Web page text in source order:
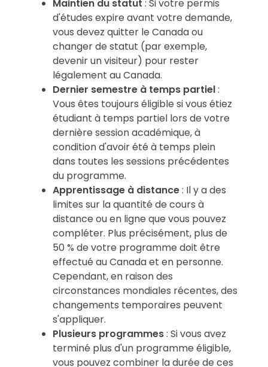
Maintien du statut : Si votre permis
d'études expire avant votre demande,
vous devez quitter le Canada ou
changer de statut (par exemple,
devenir un visiteur) pour rester
légalement au Canada.
Dernier semestre à temps partiel:
Vous êtes toujours éligible si vous étiez
étudiant à temps partiel lors de votre
dernière session académique, à
condition d'avoir été à temps plein
dans toutes les sessions précédentes
du programme.
Apprentissage à distance: Il y a des
limites sur la quantité de cours à
distance ou en ligne que vous pouvez
compléter. Plus précisément, plus de
50 % de votre programme doit être
effectué au Canada et en personne.
Cependant, en raison des
circonstances mondiales récentes, des
changements temporaires peuvent
s'appliquer.
Plusieurs programmes: Si vous avez
terminé plus d'un programme éligible,
vous pouvez combiner la durée de ces